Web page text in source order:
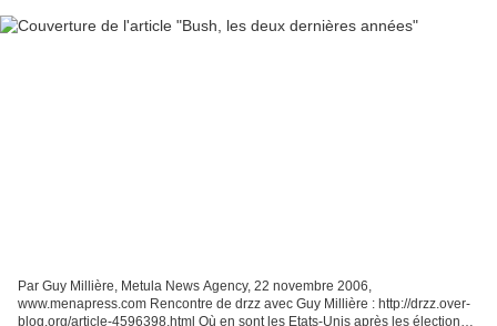
Par Guy Millière, Metula News Agency, 22 novembre 2006,
www.menapress.com Rencontre de drzz avec Guy Millière : http://drzz.over-
blog.org/article-4596398.html Où en sont les Etats-Unis après les élections